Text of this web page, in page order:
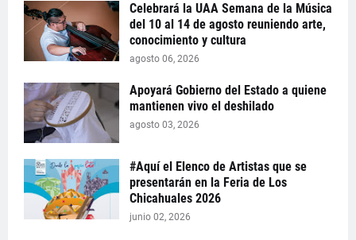
Celebrará la UAA Semana de la Música
del 10 al 14 de agosto reuniendo arte,
conocimiento y cultura
agosto 06, 2026
Apoyará Gobierno del Estado a quiene
mantienen vivo el deshilado
agosto 03, 2026
#Aquí el Elenco de Artistas que se
presentarán en la Feria de Los
Chicahuales 2026
junio 02, 2026